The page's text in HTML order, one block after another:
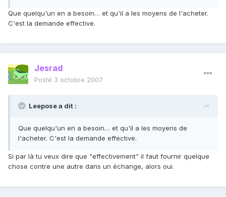
Que quelqu'un en a besoin… et qu'il a les moyens de l'acheter.
C'est la demande effective.
Jesrad
Posté 3 octobre 2007
Leepose a dit :
Que quelqu'un en a besoin… et qu'il a les moyens de
l'acheter. C'est la demande effective.
Si par là tu veux dire que "effectivement" il faut fournir quelque
chose contre une autre dans un échange, alors oui.